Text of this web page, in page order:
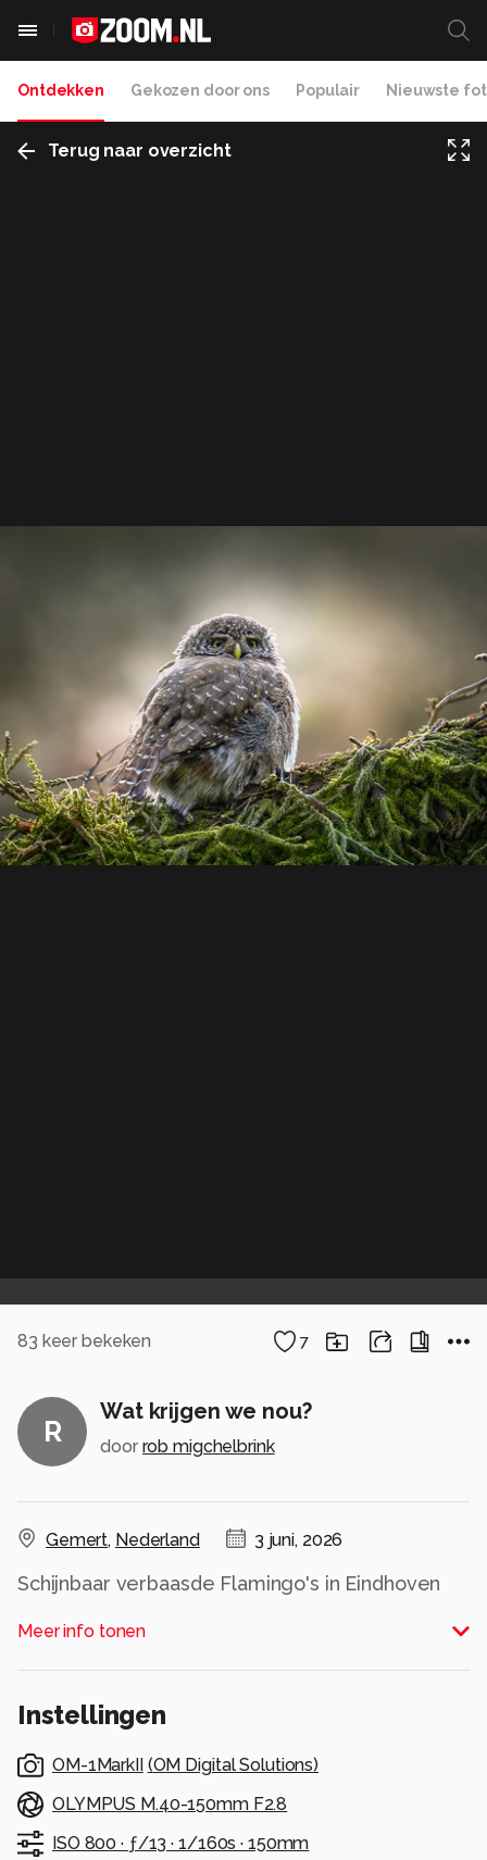
Ontdekken Gekozen door ons Populair Nieuwste
Terug naar overzicht
83 keer bekeken 7
R
Wat krijgen we nou?
door rob migchelbrink
Gemert, Nederland 3 juni, 2026
Schijnbaar verbaasde Flamingo's in Eindhoven
Meer info tonen
Instellingen
OM-1MarkII (OM Digital Solutions)
OLYMPUS M.40-150mm F2.8
ISO 800 · ƒ/13 · 1/160s · 150mm